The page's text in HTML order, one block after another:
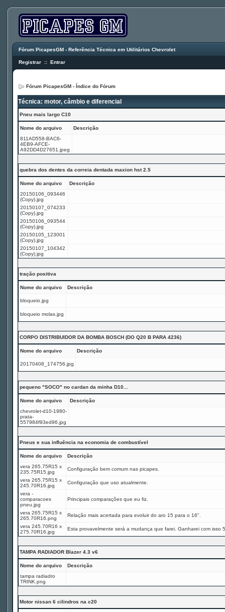
Fórum PicapesGM - Referência Técnica em Utilitários Chevrolet
Registrar :: Entrar
Fórum PicapesGM - Índice do Fórum
Técnica: motor, câmbio e diferencial
Pneu mais largo C10
Nome do arquivo
Descrição
811AD558-BAC6-
4EB9-AFCE-
A92DD4D27651.jpeg
quebra dos dentes da correia dentada maxion hst 2.5
Nome do arquivo
Descrição
20150106_093446
(Copy).jpg
20150107_074233
(Copy).jpg
20150106_093544
(Copy).jpg
20150105_123001
(Copy).jpg
20150107_104342
(Copy).jpg
tração positiva
Nome do arquivo Descrição
bloqueio.jpg
bloqueio molas.jpg
CORPO DISTRIBUIDOR DA BOMBA BOSCH (DO Q20 B PARA 4236)
Nome do arquivo Descrição
20170408_174756.jpg
pequeno "SOCO" no cardan da minha D10...
Nome do arquivo
Descrição
chevrolet-d10-1980-
prata-
557984f93ed96.jpg
Pneus e sua influência na economia de combustível
Nome do arquivo
Descrição
vera 265.75R15 x
235.75R15.jpg
Configuração bem comum nas picapes.
vera 265.75R15 x
245.70R16.jpg
Configuração que uso atualmente.
vera -
comparacoes
pneu.jpg
Principais comparações que eu fiz.
vera 265.75R15 x
265.70R16.png
Relação mais acertada para evoluir do aro 15 para o 16".
vera 245.70R16 x
275.70R16.jpg
Esta provavelmente será a mudança que farei. Ganharei com isso
TAMPA RADIADOR Blazer 4.3 v6
Nome do arquivo
Descrição
tampa radiadro
TRINK.png
Motor nissan 6 cilindros na c20